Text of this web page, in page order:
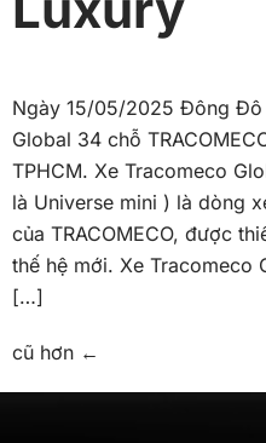
Ngày 15/05/2025 Đông
Global 34 chỗ
TPHCM. Xe Tracomeco
là Universe mini ) là dòng
của TRACOMECO, được
thế hệ mới. Xe Tracomeco
[…]
cũ hơn ←